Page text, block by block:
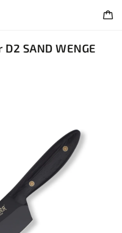
SAND WENGE